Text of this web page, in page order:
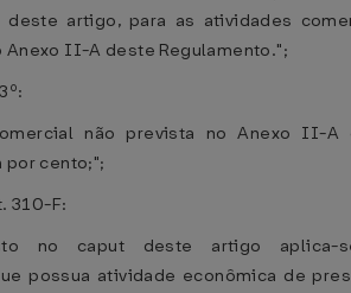
artigo, para as atividades
Anexo II-A deste Regulamento.";
não prevista no Anexo II-A
por cento;";
310-F:
no caput deste artigo aplica-
possua atividade econômica de